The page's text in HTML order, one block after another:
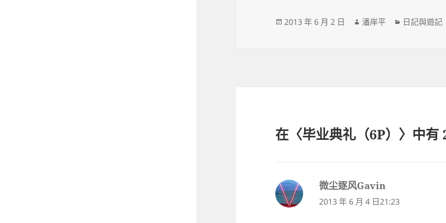
發
2013 年 6 月 2 日
作
潘岸平
分
日記與遊記
在〈毕业典礼（6P）〉中有
微尘逐风Gavin
示:
2013 年 6 月 4 日21:23